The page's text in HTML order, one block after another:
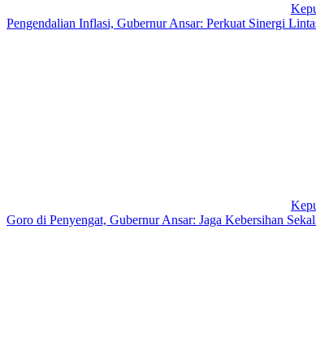
Pengendalian Inflasi, Gubernur Ansar: Perkuat Sinergi
Goro di Penyengat, Gubernur Ansar: Jaga Kebersihan